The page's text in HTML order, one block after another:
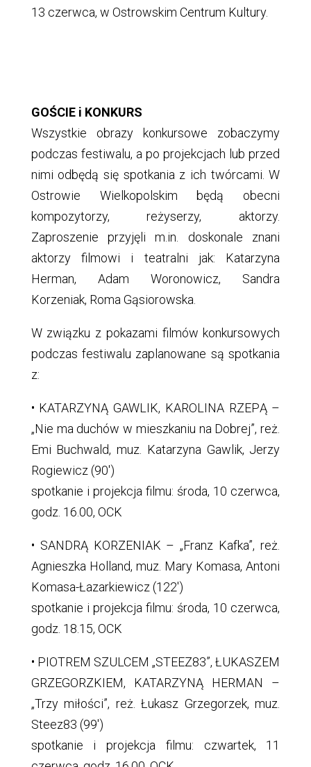
13 czerwca, w Ostrowskim Centrum Kultury.
GOŚCIE i KONKURS
Wszystkie obrazy konkursowe zobaczymy
podczas festiwalu, a po projekcjach lub przed
nimi odbędą się spotkania z ich twórcami. W
Ostrowie Wielkopolskim będą obecni
kompozytorzy, reżyserzy, aktorzy.
Zaproszenie przyjęli m.in. doskonale znani
aktorzy filmowi i teatralni jak: Katarzyna
Herman, Adam Woronowicz, Sandra
Korzeniak, Roma Gąsiorowska.
W związku z pokazami filmów konkursowych
podczas festiwalu zaplanowane są spotkania
z:
• KATARZYNĄ GAWLIK, KAROLINA RZEPĄ –
„Nie ma duchów w mieszkaniu na Dobrej”, reż.
Emi Buchwald, muz. Katarzyna Gawlik, Jerzy
Rogiewicz (90′)
spotkanie i projekcja filmu: środa, 10 czerwca,
godz. 16.00, OCK
• SANDRĄ KORZENIAK – „Franz Kafka”, reż.
Agnieszka Holland, muz. Mary Komasa, Antoni
Komasa-Łazarkiewicz (122′)
spotkanie i projekcja filmu: środa, 10 czerwca,
godz. 18.15, OCK
• PIOTREM SZULCEM „STEEZ83”, ŁUKASZEM
GRZEGORZKIEM, KATARZYNĄ HERMAN –
„Trzy miłości”, reż. Łukasz Grzegorzek, muz.
Steez83 (99′)
spotkanie i projekcja filmu: czwartek, 11